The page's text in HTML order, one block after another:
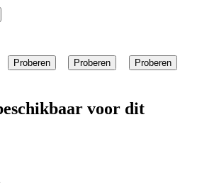
Proberen
Proberen Proberen
voor dit